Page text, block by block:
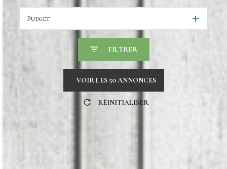
Budget
FILTRER
VOIR LES 50ANNONCES
RÉINITIALISER